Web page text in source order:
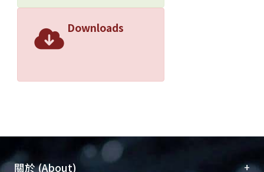
Downloads
關於 (About) +